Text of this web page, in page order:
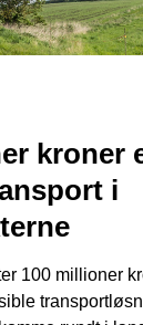
kroner
i
100 millioner